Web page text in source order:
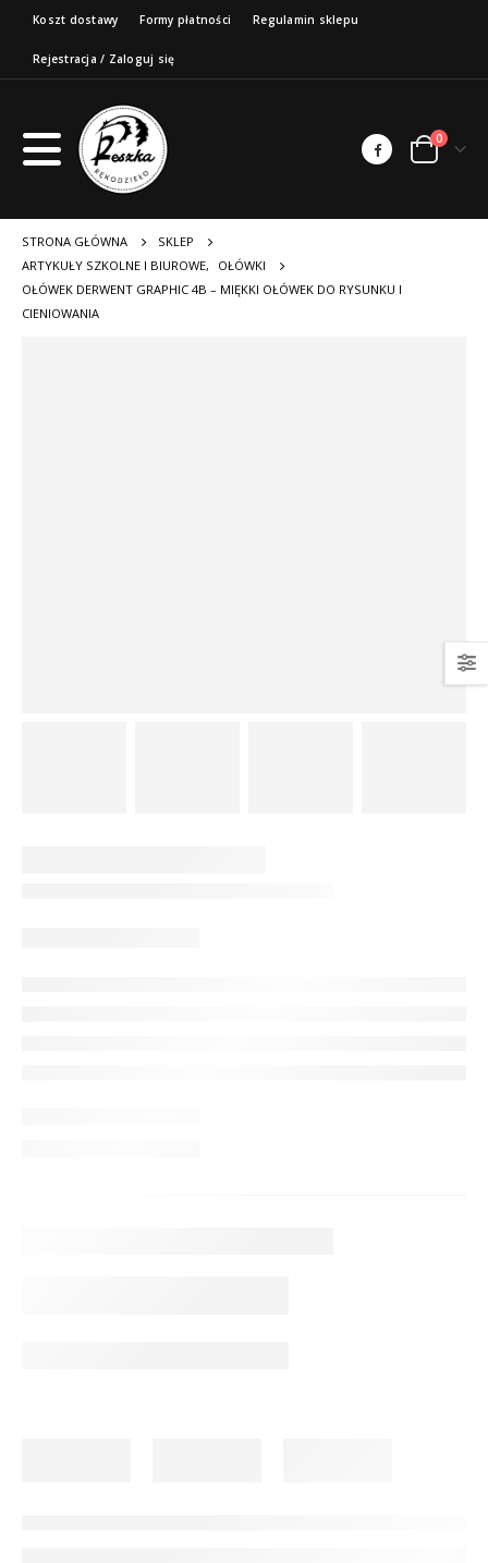
Koszt dostawy Formy płatności Regulamin sklepu
Rejestracja / Zaloguj się
0
STRONA GŁÓWNA
SKLEP
ARTYKUŁY SZKOLNE I BIUROWE,
OŁÓWKI
OŁÓWEK DERWENT GRAPHIC 4B – MIĘKKI OŁÓWEK DO RYSUNKU I
CIENIOWANIA